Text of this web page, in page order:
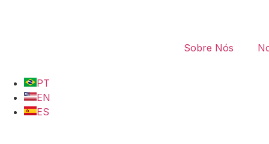
Sobre Nós
PT
EN
ES